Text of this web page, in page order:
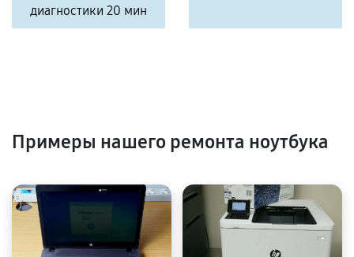
диагностики 20 мин
Примеры нашего ремонта ноутбука